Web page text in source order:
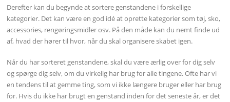
Derefter kan du begynde at sortere genstandene i forskellige
kategorier. Det kan være en god idé at oprette kategorier som tøj, sko,
accessories, rengøringsmidler osv. På den måde kan du nemt finde ud
af, hvad der hører til hvor, når du skal organisere skabet igen.
Når du har sorteret genstandene, skal du være ærlig over for dig selv
og spørge dig selv, om du virkelig har brug for alle tingene. Ofte har vi
en tendens til at gemme ting, som vi ikke længere bruger eller har brug
for. Hvis du ikke har brugt en genstand inden for det seneste år, er det